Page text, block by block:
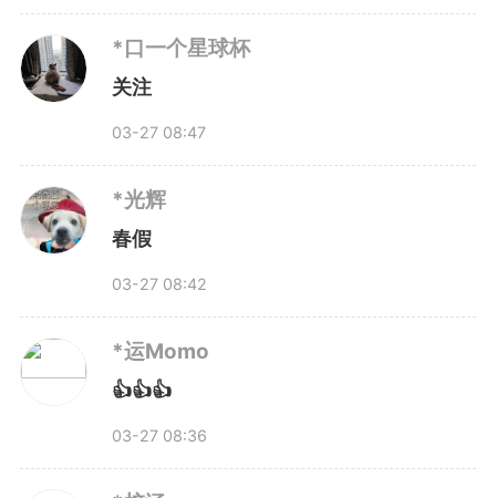
*口一个星球杯
关注
03-27 08:47
*光辉
春假
03-27 08:42
*运Momo
👍👍👍
03-27 08:36